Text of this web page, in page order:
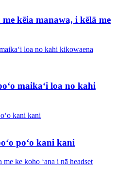
me kēia manawa, i kēlā me
maikaʻi loa no kahi
poʻo kani kani